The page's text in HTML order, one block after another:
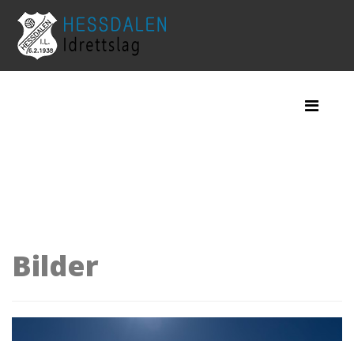
Bilder